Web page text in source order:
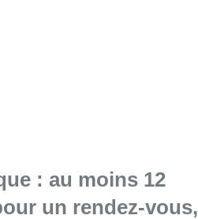
: au moins 12
un rendez-vous,